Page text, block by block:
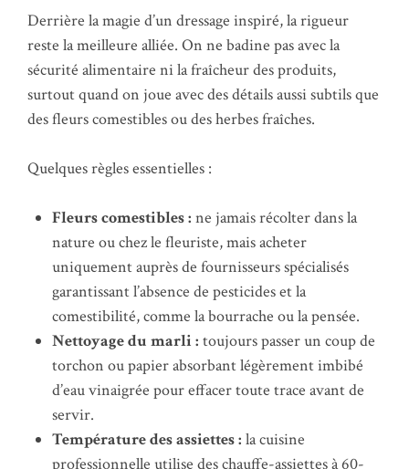
Derrière la magie d’un dressage inspiré, la rigueur
reste la meilleure alliée. On ne badine pas avec la
sécurité alimentaire ni la fraîcheur des produits,
surtout quand on joue avec des détails aussi subtils que
des fleurs comestibles ou des herbes fraîches.
Quelques règles essentielles :
Fleurs comestibles : ne jamais récolter dans la
nature ou chez le fleuriste, mais acheter
uniquement auprès de fournisseurs spécialisés
garantissant l’absence de pesticides et la
comestibilité, comme la bourrache ou la pensée.
Nettoyage du marli : toujours passer un coup de
torchon ou papier absorbant légèrement imbibé
d’eau vinaigrée pour effacer toute trace avant de
servir.
Température des assiettes : la cuisine
professionnelle utilise des chauffe-assiettes à 60-